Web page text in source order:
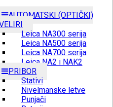
AUTOMATSKI (OPTIČKI)
Leica NA300 serija
Leica NA500 serija
Leica NA700 serija
Leica NA2 i NAK2
PRIBOR
Stativi
Nivelmanske letve
Punjači